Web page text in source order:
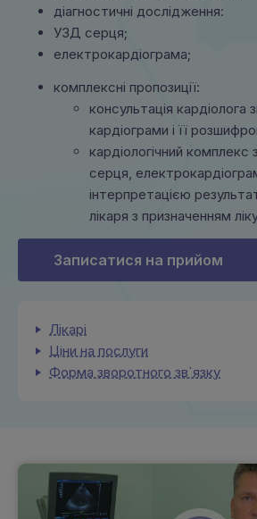
діагностичні дослідження:
УЗД серця;
електрокардіограма;
комплексні пропозиції:
консультація кардіолога
кардіограми і її
кардіологічний комплекс
серця,
інтерпретацією
лікаря з призначенням
Записатися на прийом
Лікарі
Ціни на послуги
Форма зворотного зв`язку